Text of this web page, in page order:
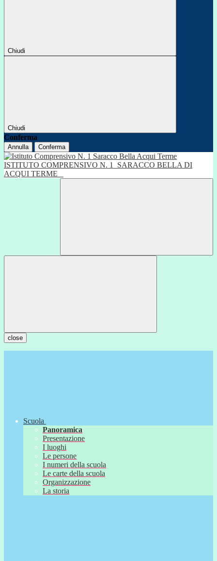
Chiudi
Chiudi
Conferma
Annulla Conferma
ISTITUTO COMPRENSIVO N. 1
SARACCO BELLA DI
ACQUI TERME
close
Scuola
Panoramica
Presentazione
I luoghi
Le persone
I numeri della scuola
Le carte della scuola
Organizzazione
La storia